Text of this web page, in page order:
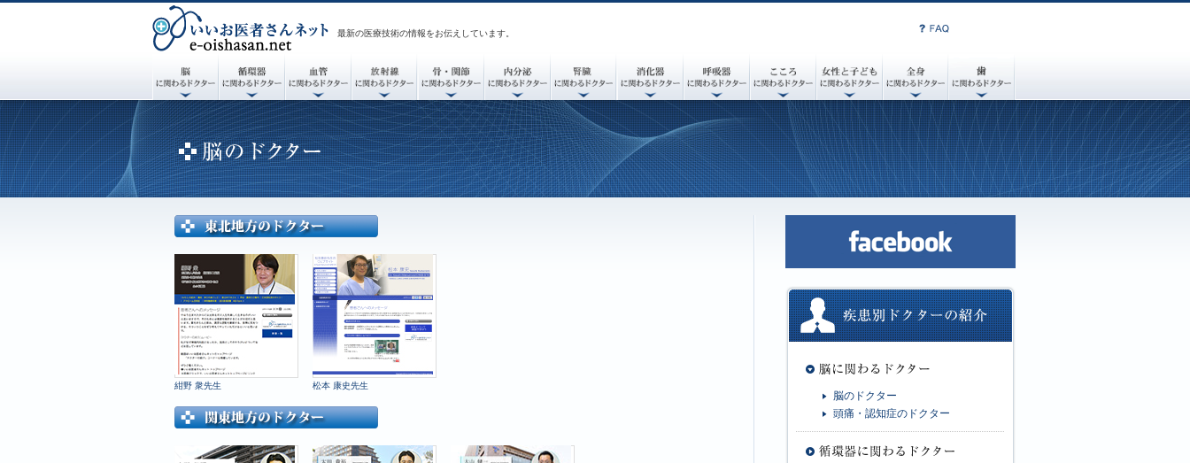
最新の医療技術の情報をお伝えしています。
紺野 衆先生 松本 康史先生
脳のドクター
頭痛・認知症のドクター